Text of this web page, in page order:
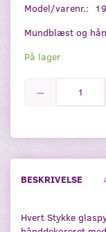
Model/varenr.:
Mundblæst og
På lager
BESKRIVELSE
Hvert Stykke